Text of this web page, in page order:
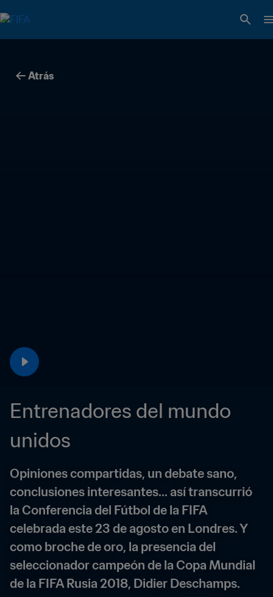
Atrás
Entrenadores del mundo
unidos
Opiniones compartidas, un debate sano,
conclusiones interesantes... así transcurrió
la Conferencia del Fútbol de la FIFA
celebrada este 23 de agosto en Londres. Y
como broche de oro, la presencia del
seleccionador campeón de la Copa Mundial
de la FIFA Rusia 2018, Didier Deschamps.